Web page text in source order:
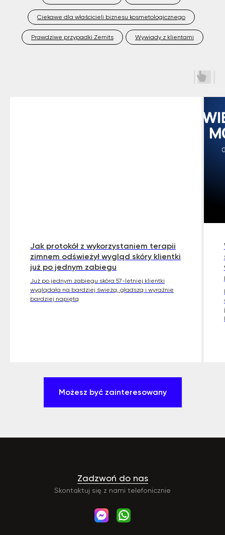
Ciekawe dla właścicieli biznesu kosmetologicznego
Prawdziwe przypadki Zemits Wywiady z klientami
Jak protokół z wykorzystaniem terapii
zimnem odświeżył wygląd skóry klientki
już po jednym zabiegu
Już po jednym zabiegu skóra 57-letniej klientki
wyglądała na bardziej świeżą, gładszą i wyraźnie
bardziej napiętą
Możesz być zainteresowany
Skontaktuj się z nami telefonicznie
Zadzwoń do nas